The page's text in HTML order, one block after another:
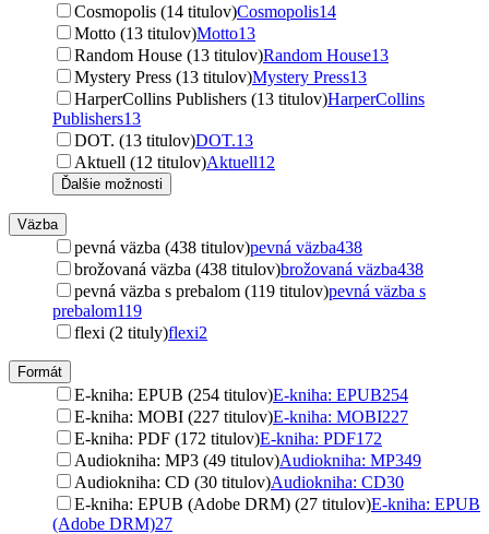
Cosmopolis (14 titulov)Cosmopolis14
Motto (13 titulov)Motto13
Random House (13 titulov)Random House13
Mystery Press (13 titulov)Mystery Press13
HarperCollins Publishers (13 titulov)HarperCollins
Publishers13
DOT. (13 titulov)DOT.13
Aktuell (12 titulov)Aktuell12
Ďalšie možnosti
Väzba
pevná väzba (438 titulov)pevná väzba438
brožovaná väzba (438 titulov)brožovaná väzba438
pevná väzba s prebalom (119 titulov)pevná väzba s
prebalom119
flexi (2 tituly)flexi2
Formát
E-kniha: EPUB (254 titulov)E-kniha: EPUB254
E-kniha: MOBI (227 titulov)E-kniha: MOBI227
E-kniha: PDF (172 titulov)E-kniha: PDF172
Audiokniha: MP3 (49 titulov)Audiokniha: MP349
Audiokniha: CD (30 titulov)Audiokniha: CD30
E-kniha: EPUB (Adobe DRM) (27 titulov)E-kniha: EPUB
(Adobe DRM)27